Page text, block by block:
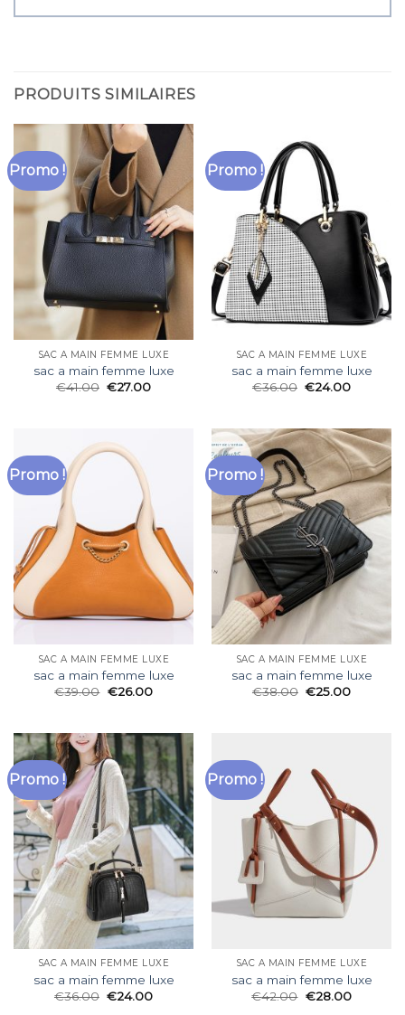
PRODUITS SIMILAIRES
Promo !
SAC A MAIN FEMME LUXE
sac a main femme luxe
€41.00 €27.00
Promo !
SAC A MAIN FEMME LUXE
sac a main femme luxe
€36.00 €24.00
Promo !
SAC A MAIN FEMME LUXE
sac a main femme luxe
€39.00 €26.00
Promo !
SAC A MAIN FEMME LUXE
sac a main femme luxe
€38.00 €25.00
Promo !
SAC A MAIN FEMME LUXE
sac a main femme luxe
€36.00 €24.00
Promo !
SAC A MAIN FEMME LUXE
sac a main femme luxe
€42.00 €28.00